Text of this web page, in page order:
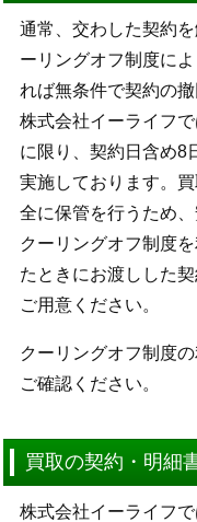
通常、交わした契約
ーリングオフ制度に
れば無条件で契約の
株式会社イーライフ
に限り、契約日含め8
実施しております。
全に保管を行うため
クーリングオフ制度
たときにお渡しした
ご用意ください。
クーリングオフ制度
ご確認ください。
買取の契約・明細
株式会社イーライフ